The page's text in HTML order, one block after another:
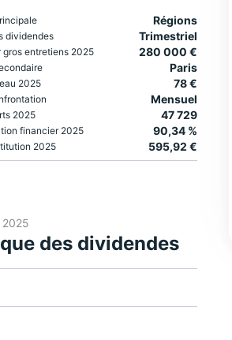
Régions
dividendes Trimestriel
gros entretiens 2025 280 000 €
Paris
2025 78 €
Mensuel
2025 47 729
financier 2025 90,34 %
2025 595,92 €
2025
des dividendes